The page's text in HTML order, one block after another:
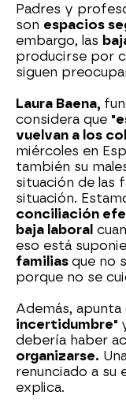
Padres y
son espacios
embargo, las
producirse por
siguen
Laura Baena,
considera que
vuelvan a los
miércoles en
también su
situación de las
situación.
conciliación
baja laboral
eso está
familias que no
porque no se
Además, apunta
incertidumbre"
debería haber
organizarse.
renunciado a su
explica.